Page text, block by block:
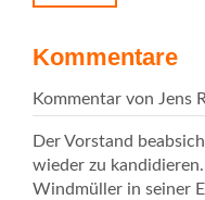
Kommentare
Kommentar von Jens
Der Vorstand
wieder zu
Windmüller in seiner